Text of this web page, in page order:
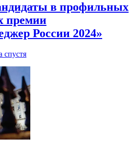
в профильных
премии
России 2024»
спустя